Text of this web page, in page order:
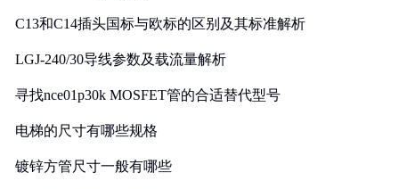
C13和C14插头国标与欧标的区别及其标准解析
LGJ-240/30导线参数及载流量解析
寻找nce01p30k MOSFET管的合适替代型号
电梯的尺寸有哪些规格
镀锌方管尺寸一般有哪些